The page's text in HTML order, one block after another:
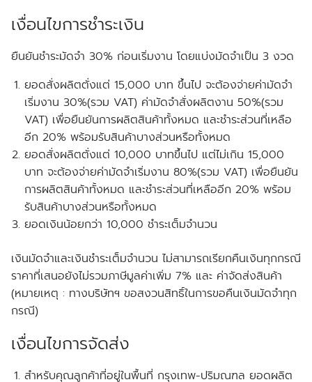
เงื่อนไขการชำระเงิน
ยืนยันชำระมัดจำ 30% ก่อนเริ่มงาน โดยแบ่งมัดจำเป็น 3 งวด
ยอดสั่งผลิตตั่งแต่ 15,000 บาท ขึ้นไป จะต้องจ่ายค่ามัดจำ
เริ่มงาน 30%(รวม VAT) ค่ามัดจำสั่งผลิตงาน 50%(รวม
VAT) เพื่อยืนยันการผลิตสินค้าทั้งหมด และชำระส่วนที่เหลือ
อีก 20% พร้อมรับสินค้าบางส่วนหรือทั้งหมด
ยอดสั่งผลิตตั่งแต่ 10,000 บาทขึ้นไป แต่ไม่เกิน 15,000
บาท จะต้องจ่ายค่ามัดจำเริ่มงาน 80%(รวม VAT) เพื่อยืนยัน
การผลิตสินค้าทั้งหมด และชำระส่วนที่เหลืออีก 20% พร้อม
รับสินค้าบางส่วนหรือทั้งหมด
ยอดเงินน้อยกว่า 10,000 ชำระเต็มจำนวน
เงินมัดจำและเงินชำระเต็มจำนวน ไม่สามารถเรียกคืนเงินทุกกรณี
ราคาที่เสนอยังไม่รวมภาษีมูลค่าเพิ่ม 7% และ ค่าจัดส่งสินค้า
(หมายเหตุ : ทางบริษัทฯ ขอสงวนสิทธิ์ในการขอคืนเงินมัดจำทุก
กรณี)
เงื่อนไขการจัดส่ง
สำหรับคุณลูกค้าที่อยู่ในพื้นที่ กรุงเทพ-ปริมณฑลยอดผลิต